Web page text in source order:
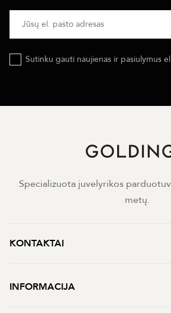
Sutinku gauti naujienas ir pasiulymus
Specializuota juvelyrikos
metų.
KONTAKTAI
INFORMACIJA